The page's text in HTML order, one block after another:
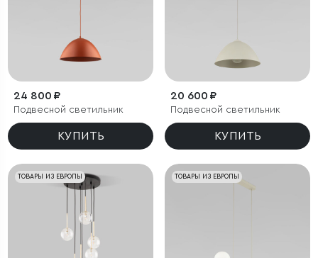
24 800 ₽
Подвесной светильник
КУПИТЬ
20 600 ₽
Подвесной светильник
КУПИТЬ
ТОВАРЫ ИЗ ЕВРОПЫ ТОВАРЫ ИЗ ЕВРОПЫ